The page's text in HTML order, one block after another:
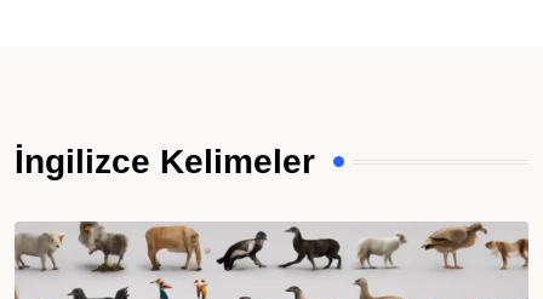
İngilizce Kelimeler